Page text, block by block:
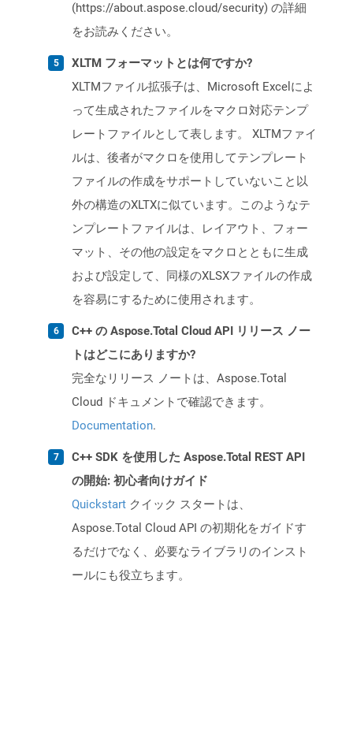
(https://about.aspose.cloud/security) の詳細
をお読みください。
XLTM フォーマットとは何ですか?
XLTMファイル拡張子は、Microsoft Excelによ
って生成されたファイルをマクロ対応テンプ
レートファイルとして表します。 XLTMファイ
ルは、後者がマクロを使用してテンプレート
ファイルの作成をサポートしていないこと以
外の構造のXLTXに似ています。このようなテ
ンプレートファイルは、レイアウト、フォー
マット、その他の設定をマクロとともに生成
および設定して、同様のXLSXファイルの作成
を容易にするために使用されます。
C++ の Aspose.Total Cloud API リリース ノー
トはどこにありますか?
完全なリリース ノートは、Aspose.Total
Cloud ドキュメントで確認できます。
Documentation.
C++ SDK を使用した Aspose.Total REST API
の開始: 初心者向けガイド
Quickstart クイック スタートは、
Aspose.Total Cloud API の初期化をガイドす
るだけでなく、必要なライブラリのインスト
ールにも役立ちます。